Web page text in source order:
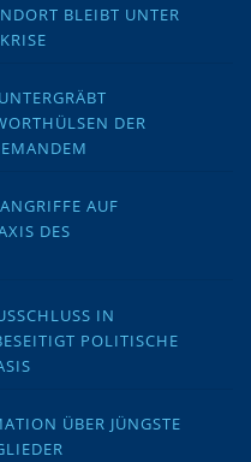
BLEIBT UNTER
DER
AUF
DES
IN
POLITISCHE
ÜBER JÜNGSTE